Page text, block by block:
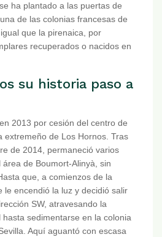
ha plantado a las puertas de
de las colonias francesas de
que la pirenaica, por
recuperados o nacidos en
su historia paso a
2013 por cesión del centro de
extremeño de Los Hornos. Tras
de 2014, permaneció varios
de Boumort-Alinyà, sin
que, a comienzos de la
le encendió la luz y decidió salir
SW, atravesando la
sedimentarse en la colonia
Aquí aguantó con escasa